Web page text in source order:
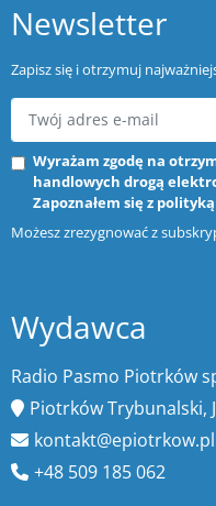
Newsletter
Zapisz się i otrzymuj
Wyrażam zgodę na
handlowych drogą
Zapoznałem się z
Możesz zrezygnować z
Wydawca
Radio Pasmo Piotrków
Piotrków Trybunalski,
kontakt@epiotrkow.pl
+48 509 185 062